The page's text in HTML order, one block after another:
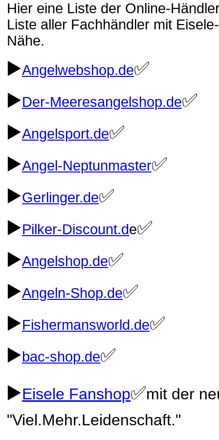
Hier eine Liste der Online-
Liste aller Fachhändler mit
Nähe.
▶️Angelwebshop.de✅
▶️Der-Meeresangelshop.de✅
▶️Angelsport.de✅
▶️Angel-Neptunmaster✅
▶️Gerlinger.de✅
▶️Pilker-Discount.de✅
▶️Angelshop.de✅
▶️Angeln-Shop.de✅
▶️Fishermansworld.de✅
▶️bac-shop.de✅
▶️Eisele Fanshop✅mit der
"Viel.Mehr.Leidenschaft."